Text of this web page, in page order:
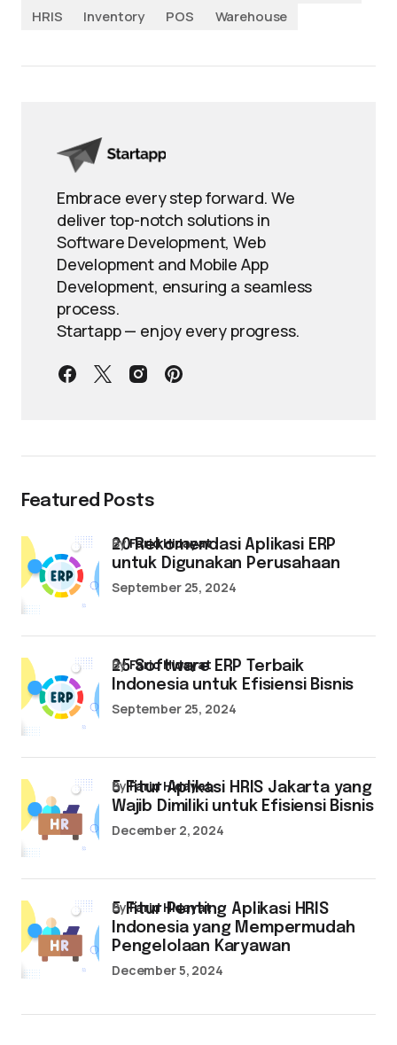
HRIS
Inventory POS Warehouse
Embrace every step forward. We
deliver top-notch solutions in
Software Development, Web
Development and Mobile App
Development, ensuring a seamless
process.
Startapp — enjoy every progress.
Featured Posts
20 Rekomendasi Aplikasi ERP
untuk Digunakan Perusahaan
byFarid Hidayat
September 25, 2024
25 Software ERP Terbaik
Indonesia untuk Efisiensi Bisnis
byFarid Hidayat
September 25, 2024
5 Fitur Aplikasi HRIS Jakarta yang
Wajib Dimiliki untuk Efisiensi Bisnis
byFarid Hidayat
December 2, 2024
5 Fitur Penting Aplikasi HRIS
Indonesia yang Mempermudah
Pengelolaan Karyawan
byFarid Hidayat
December 5, 2024